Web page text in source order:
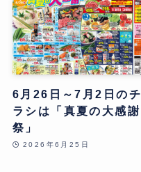
6月26日～7月2日のチ
ラシは「真夏の大感謝
祭」
2026年6月25日